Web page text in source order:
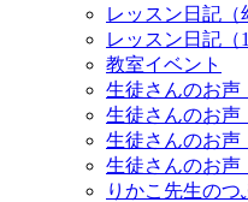
レッスン日記（
レッスン日記（
教室イベント
生徒さんのお声
生徒さんのお声
生徒さんのお声
生徒さんのお声
りかこ先生のつ